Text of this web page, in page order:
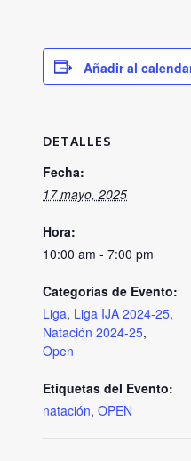
Añadir al
DETALLES
Fecha:
17 mayo, 2025
Hora:
10:00 am - 7:00 pm
Categorías de Evento:
Liga, Liga IJA 2024-25,
Natación 2024-25,
Open
Etiquetas del Evento:
natación, OPEN